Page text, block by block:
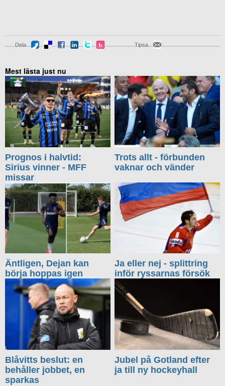
Dela Tipsa
Mest lästa just nu
Prognos i halvtid:
Sirius vinner - MFF
missar
Trots allt - förbunden
vaknar och vänder
Äntligen, Dejan kan
börja hoppas igen
Ja eller nej - splittring
inför ryssarnas försök
Blåvitts beslut: en
behåller jobbet, en
sparkas
Jubel på Gotland efter
ja till ny hockeyhall